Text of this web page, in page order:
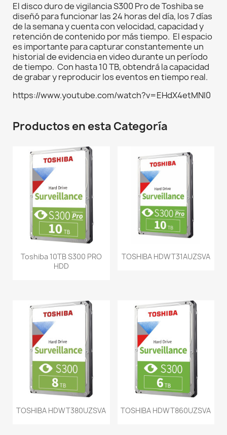
El disco duro de vigilancia S300 Pro de Toshiba se
diseñó para funcionar las 24 horas del día, los 7 días
de la semana y cuenta con velocidad, capacidad y
retención de contenido por más tiempo. El espacio
es importante para capturar constantemente un
historial de evidencia en video durante un período
de tiempo. Con hasta 10 TB, obtendrá la capacidad
de grabar y reproducir los eventos en tiempo real.
https://www.youtube.com/watch?v=EHdX4etMNI0
Productos en esta Categoría
Toshiba 10TB S300 PRO
HDD
TOSHIBA HDWT31AUZSVA
TOSHIBA HDWT380UZSVA TOSHIBA HDWT860UZSVA